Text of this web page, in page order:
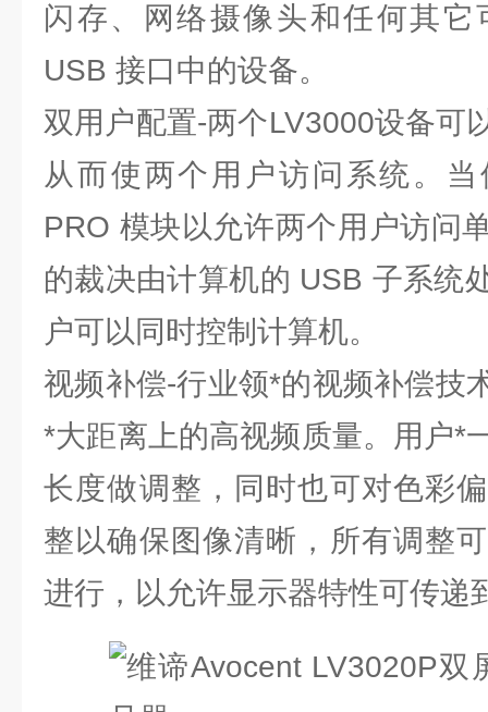
闪存、网络摄像头和任何其
USB 接口中的设备。
双用户配置-两个LV3000设备可
从而使两个用户访问系统。
PRO 模块以允许两个用户访问
的裁决由计算机的 USB 子系统
户可以同时控制计算机。
视频补偿-行业领*的视频补偿技
*大距离上的高视频质量。用户*
长度做调整，同时也可对色彩
整以确保图像清晰，所有调整
进行，以允许显示器特性可传递